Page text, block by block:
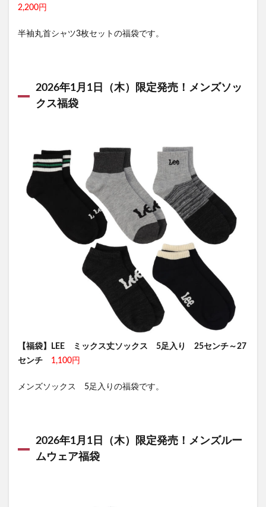
2,200円
半袖丸首シャツ3枚セットの福袋です。
2026年1月1日（木）限定発売！メンズソッ
クス福袋
【福袋】LEE ミックス丈ソックス 5足入り 25センチ～27
センチ
1,100円
メンズソックス 5足入りの福袋です。
2026年1月1日（木）限定発売！メンズルー
ムウェア福袋